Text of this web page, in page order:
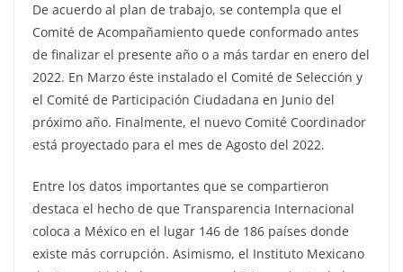
De acuerdo al plan de trabajo, se contempla que el
Comité de Acompañamiento quede conformado antes
de finalizar el presente año o a más tardar en enero del
2022. En Marzo éste instalado el Comité de Selección y
el Comité de Participación Ciudadana en Junio del
próximo año. Finalmente, el nuevo Comité Coordinador
está proyectado para el mes de Agosto del 2022.
Entre los datos importantes que se compartieron
destaca el hecho de que Transparencia Internacional
coloca a México en el lugar 146 de 186 países donde
existe más corrupción. Asimismo, el Instituto Mexicano